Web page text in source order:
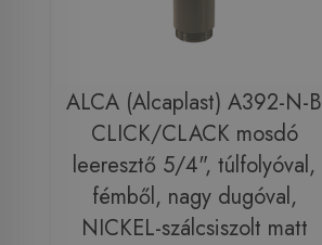
ALCA (Alcaplast) A392-N-B
CLICK/CLACK mosdó
leeresztő 5/4", túlfolyóval,
fémből, nagy dugóval,
NICKEL-szálcsiszolt matt